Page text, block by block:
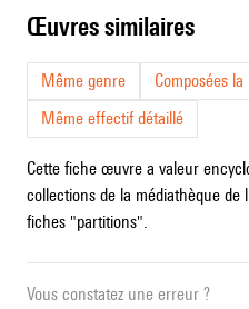
œuvres similaires
Même genre
Composées
Même effectif détaillé
Cette fiche œuvre a valeur
collections de la médiathèque de
fiches "partitions".
Vous constatez une erreur ?